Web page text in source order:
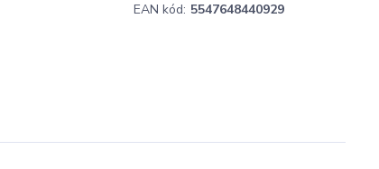
EAN kód: 5547648440929